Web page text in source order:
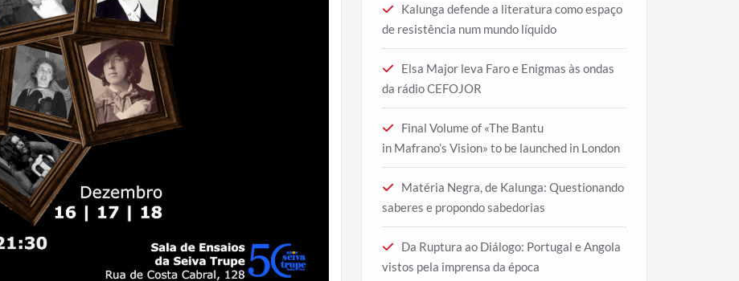
Kalunga defende a literatura como espaço
de resistência num mundo líquido
Elsa Major leva Faro e Enigmas às ondas
da rádio CEFOJOR
Final Volume of «The Bantu
in Mafrano’s Vision» to be launched in London
Matéria Negra, de Kalunga: Questionando
saberes e propondo sabedorias
Da Ruptura ao Diálogo: Portugal e Angola
vistos pela imprensa da época